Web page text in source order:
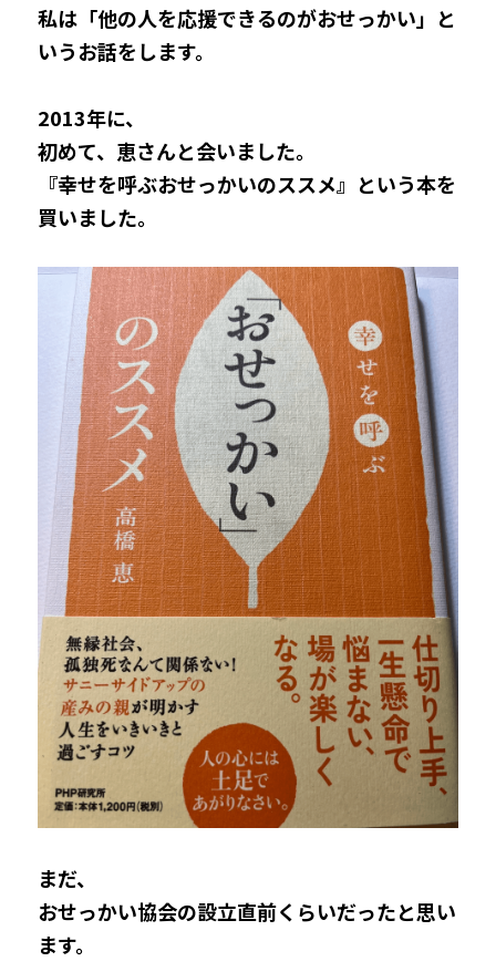
私は「他の人を応援できるのがおせっかい」と
いうお話をします。
2013年に、
初めて、恵さんと会いました。
『幸せを呼ぶおせっかいのススメ』という本を
買いました。
まだ、
おせっかい協会の設立直前くらいだったと思い
ます。